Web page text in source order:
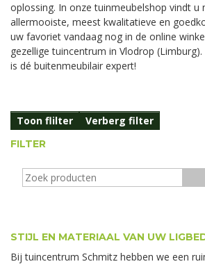
oplossing. In onze tuinmeubelshop vindt u
allermooiste, meest kwalitatieve en
uw favoriet vandaag nog in de online
gezellige tuincentrum in Vlodrop
is dé buitenmeubilair expert!
Toon flilter Verberg filter
FILTER
STIJL EN MATERIAAL VAN UW
Bij tuincentrum Schmitz hebben we een